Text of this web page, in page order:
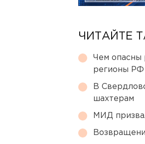
ЧИТАЙТЕ
Чем опасны
регионы РФ
В
шахтерам
МИД